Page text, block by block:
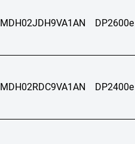
MDH02JDH9VA1AN
MDH02RDC9VA1AN